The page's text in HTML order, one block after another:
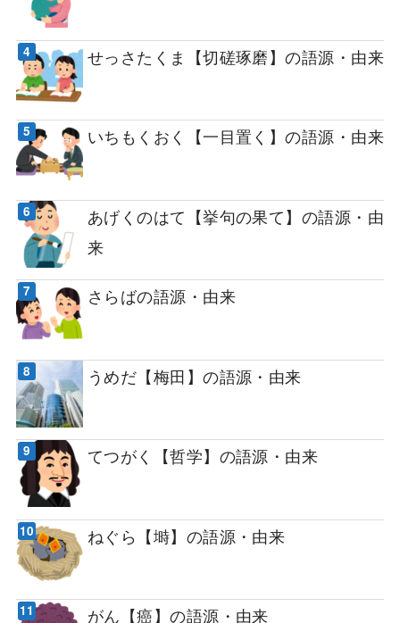
せっさたくま【切磋琢磨】の語源・由来
いちもくおく【一目置く】の語源・由来
あげくのはて【挙句の果て】の語源・由
来
さらばの語源・由来
うめだ【梅田】の語源・由来
てつがく【哲学】の語源・由来
ねぐら【塒】の語源・由来
がん【癌】の語源・由来